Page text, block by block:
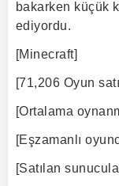
bakarken küçük
ediyordu.
[Minecraft]
[71,206 Oyun
[Ortalama
[Eşzamanlı
[Satılan